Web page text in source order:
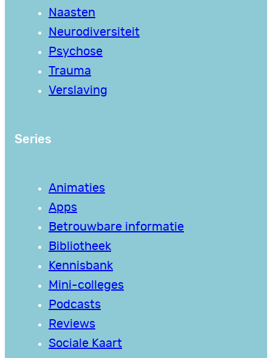
Naasten
Neurodiversiteit
Psychose
Trauma
Verslaving
Series
Animaties
Apps
Betrouwbare informatie
Bibliotheek
Kennisbank
Mini-colleges
Podcasts
Reviews
Sociale Kaart